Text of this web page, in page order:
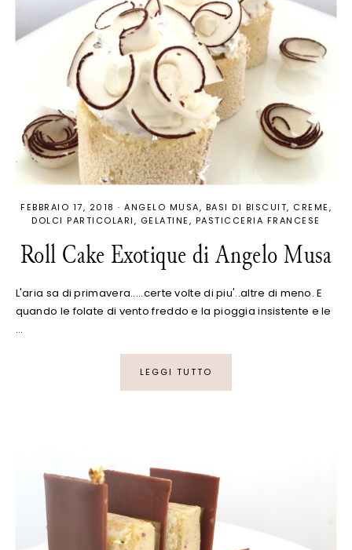
FEBBRAIO 17, 2018 · ANGELO MUSA BASI DI BISCUIT
CREME
DOLCI PARTICOLARI
GELATINE PASTICCERIA FRANCESE
Roll Cake Exotique di Angelo Musa
L'aria sa di primavera.....certe volte di piu'..altre di meno. E
quando le folate di vento freddo e la pioggia insistente e le
…
LEGGI TUTTO